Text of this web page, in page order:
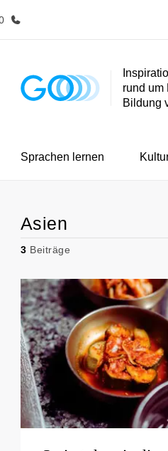
Home
Alle
rund um
Bildung
Sprachen lernen
Asien
3 Beiträge